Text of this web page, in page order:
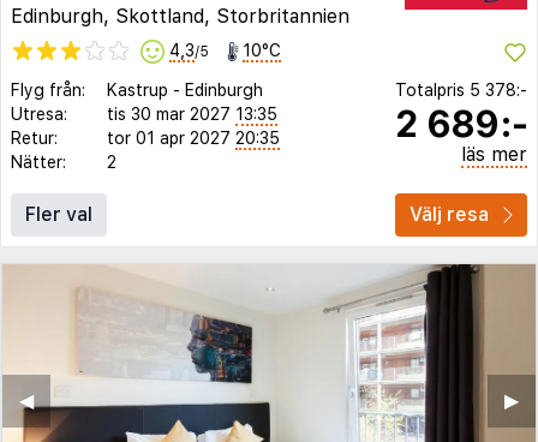
Edinburgh, Skottland, Storbritannien
4,3/5 10°C
Flyg från: Kastrup - Edinburgh
Utresa:
tis 30 mar 2027 13:35
Retur:
tor 01 apr 2027 20:35
Nätter:
2
Totalpris 5 378:-
2 689:-
läs mer
Fler val Välj resa
▶︎
◀︎